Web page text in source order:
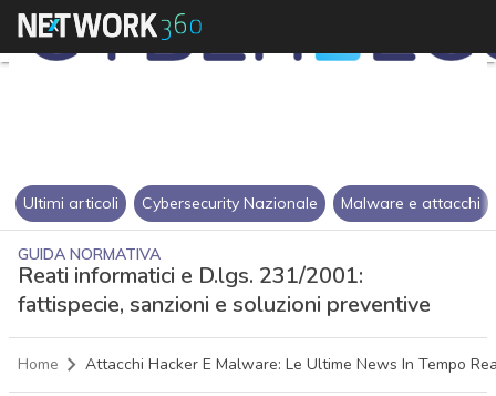
Ultimi articoli Cybersecurity Nazionale Malware e attacchi
GUIDA NORMATIVA
Reati informatici e D.lgs. 231/2001:
fattispecie, sanzioni e soluzioni preventive
Home Attacchi Hacker E Malware: Le Ultime News In Tempo